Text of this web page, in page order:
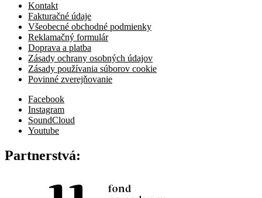
Kontakt
Fakturačné údaje
Všeobecné obchodné podmienky
Reklamačný formulár
Doprava a platba
Zásady ochrany osobných údajov
Zásady používania súborov cookie
Povinné zverejňovanie
Facebook
Instagram
SoundCloud
Youtube
Partnerstvá: